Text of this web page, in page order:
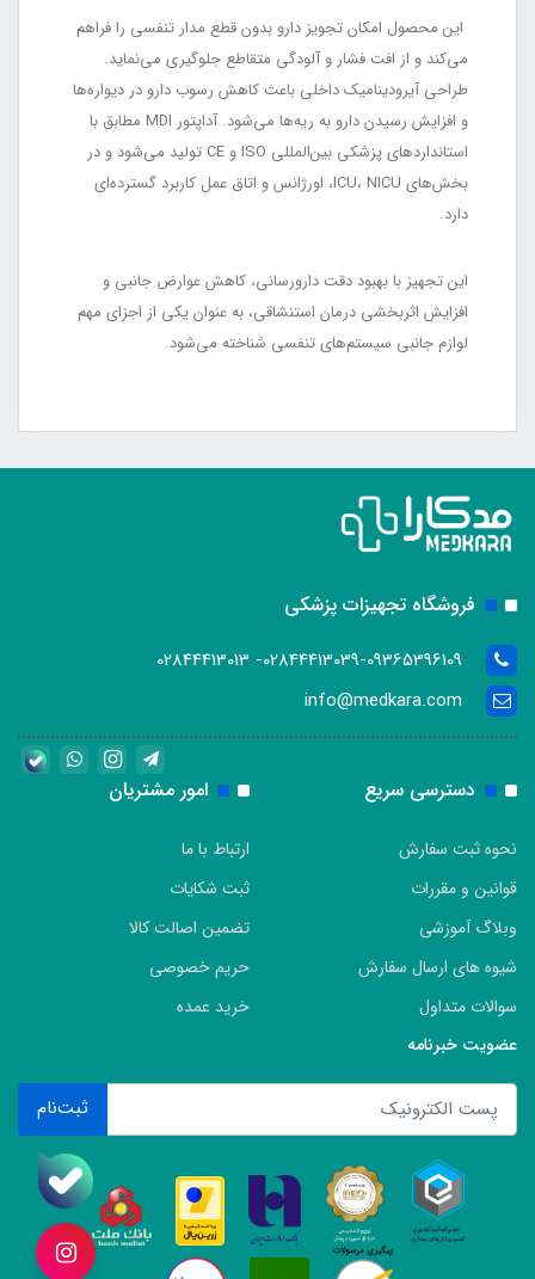
این محصول امکان تجویز دارو بدون قطع مدار تنفسی را فراهم
می‌کند و از افت فشار و آلودگی متقاطع جلوگیری می‌نماید.
طراحی آیرودینامیک داخلی باعث کاهش رسوب دارو در دیواره‌ها
و افزایش رسیدن دارو به ریه‌ها می‌شود. آداپتور MDI مطابق با
استانداردهای پزشکی بین‌المللی ISO و CE تولید می‌شود و در
بخش‌های ICU، NICU، اورژانس و اتاق عمل کاربرد گسترده‌ای
دارد.
این تجهیز با بهبود دقت دارورسانی، کاهش عوارض جانبی و
افزایش اثربخشی درمان استنشاقی، به عنوان یکی از اجزای مهم
لوازم جانبی سیستم‌های تنفسی شناخته می‌شود.
فروشگاه تجهیزات پزشکی
02844413039-09365396109- 02844413013
info@medkara.com
دسترسی سریع
نحوه ثبت سفارش
قوانین و مقررات
وبلاگ آموزشی
شیوه های ارسال سفارش
سوالات متداول
امور مشتریان
ارتباط با ما
ثبت شکایات
تضمین اصالت کالا
حریم خصوصی
خرید عمده
عضویت خبرنامه
ثبت‌نام